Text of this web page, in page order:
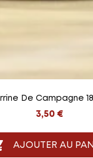
De Campagne
3,50 €
AJOUTER AU